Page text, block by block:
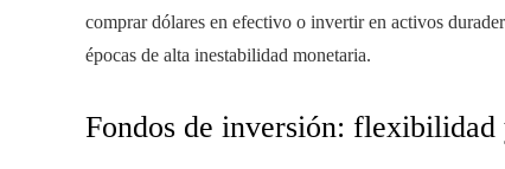
comprar dólares en efectivo o invertir en activos
épocas de alta inestabilidad monetaria.
Fondos de inversión: